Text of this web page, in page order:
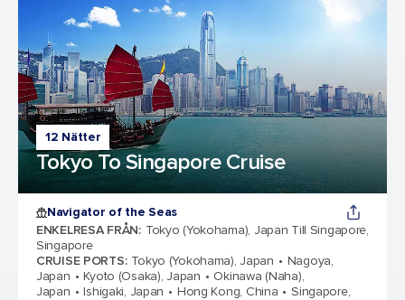
12 Nätter
Tokyo To Singapore Cruise
Navigator of the Seas
ENKELRESA FRÅN: Tokyo (Yokohama), Japan Till Singapore,
Singapore
CRUISE PORTS: Tokyo (Yokohama), Japan
Nagoya,
Japan
Kyoto (Osaka), Japan
Okinawa (Naha),
Japan
Ishigaki, Japan Hong Kong, China
Singapore,